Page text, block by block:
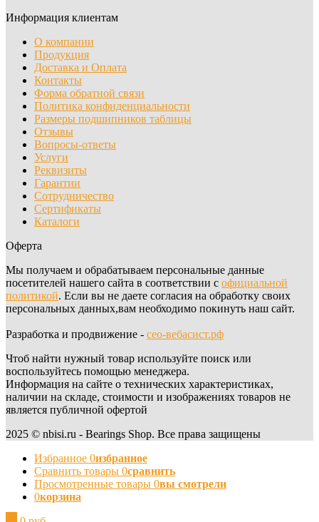
Информация клиентам
О компании
Продукция
Доставка и Оплата
Контакты
Форма обратной связи
Политика конфиденциальности
Размеры подшипников таблицы
Отзывы
Вопросы-ответы
Услуги
Реквизиты
Гарантии
Сотрудничество
Сертификаты
Каталоги
Оферта
Мы получаем и обрабатываем персональные данные
посетителей нашего сайта в соответствии с официальной
политикой. Если вы не даете согласия на обработку своих
персональных данных,вам необходимо покинуть наш сайт.
Разработка и продвижение - сео-вебасист.рф
Чтоб найти нужный товар используйте поиск или
воспользуйтесь помощью менеджера.
Информация на сайте о технических характеристиках,
наличии на складе, стоимости и изображениях товаров не
является публичной офертой
2025 © nbisi.ru - Bearings Shop. Все права защищены
Избранное 0избранное
Сравнить товары 0сравнить
Просмотренные товары 0вы смотрели
0корзина